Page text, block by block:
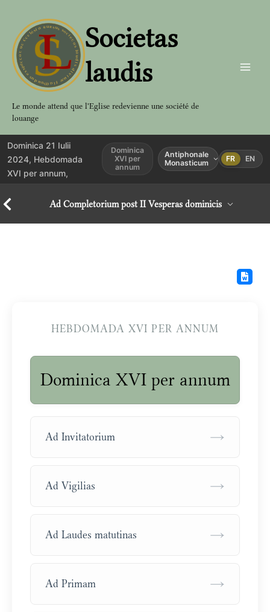
contenu
Societas
laudis
Le monde attend que l'Eglise redevienne une société de
louange
Dominica 21 Iulii
2024, Hebdomada
XVI per annum,
Dominica
XVI per
annum
Antiphonale
Monasticum
FR EN
Ad Completorium post II Vesperas dominicis
HEBDOMADA XVI PER ANNUM
Dominica XVI per annum
Ad Invitatorium →
Ad Vigilias →
Ad Laudes matutinas →
Ad Primam →